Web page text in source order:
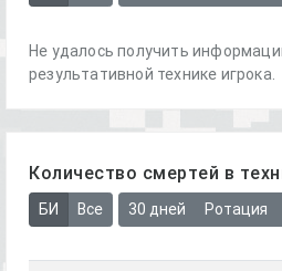
Не удалось получить
результативной технике игрока.
Количество смертей в
БИ Все 30 дней Ротация